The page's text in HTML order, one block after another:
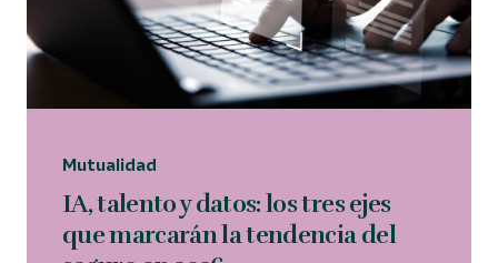
Mutualidad
IA, talento y datos: los tres ejes
que marcarán la tendencia del